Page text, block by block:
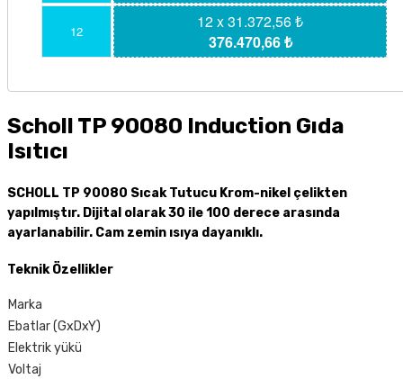
12
12 x 31.372,56 ₺
376.470,66 ₺
Scholl TP 90080 Induction Gıda
Isıtıcı
SCHOLL TP 90080 Sıcak Tutucu Krom-nikel çelikten
yapılmıştır. Dijital olarak 30 ile 100 derece arasında
ayarlanabilir. Cam zemin ısıya dayanıklı.
Teknik Özellikler
Marka
Ebatlar (GxDxY)
Elektrik yükü
Voltaj